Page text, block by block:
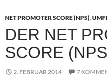
NET PROMOTER SCORE (NPS),
DER NET
SCORE
2. FEBRUAR 2014 7